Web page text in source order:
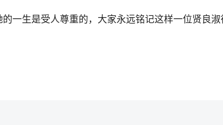
一生是受人尊重的，大家永远铭记这样一位贤良淑